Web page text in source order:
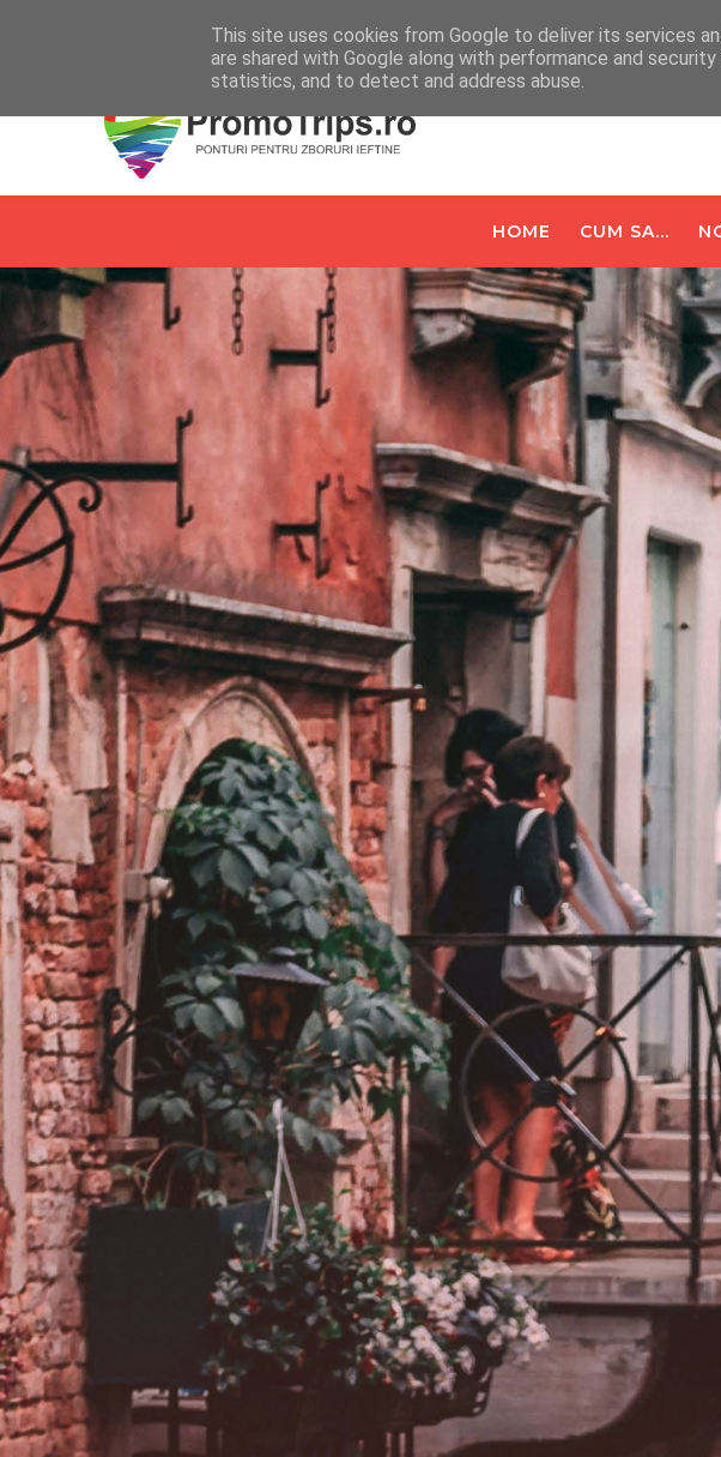
Despre PromoTrips.ro Intrebari Frecvente Carte De Oaspeti
HOME CUM SA...
This site uses cookies from Google to deliver its services
are shared with Google along with performance and
statistics, and to detect and address abuse.